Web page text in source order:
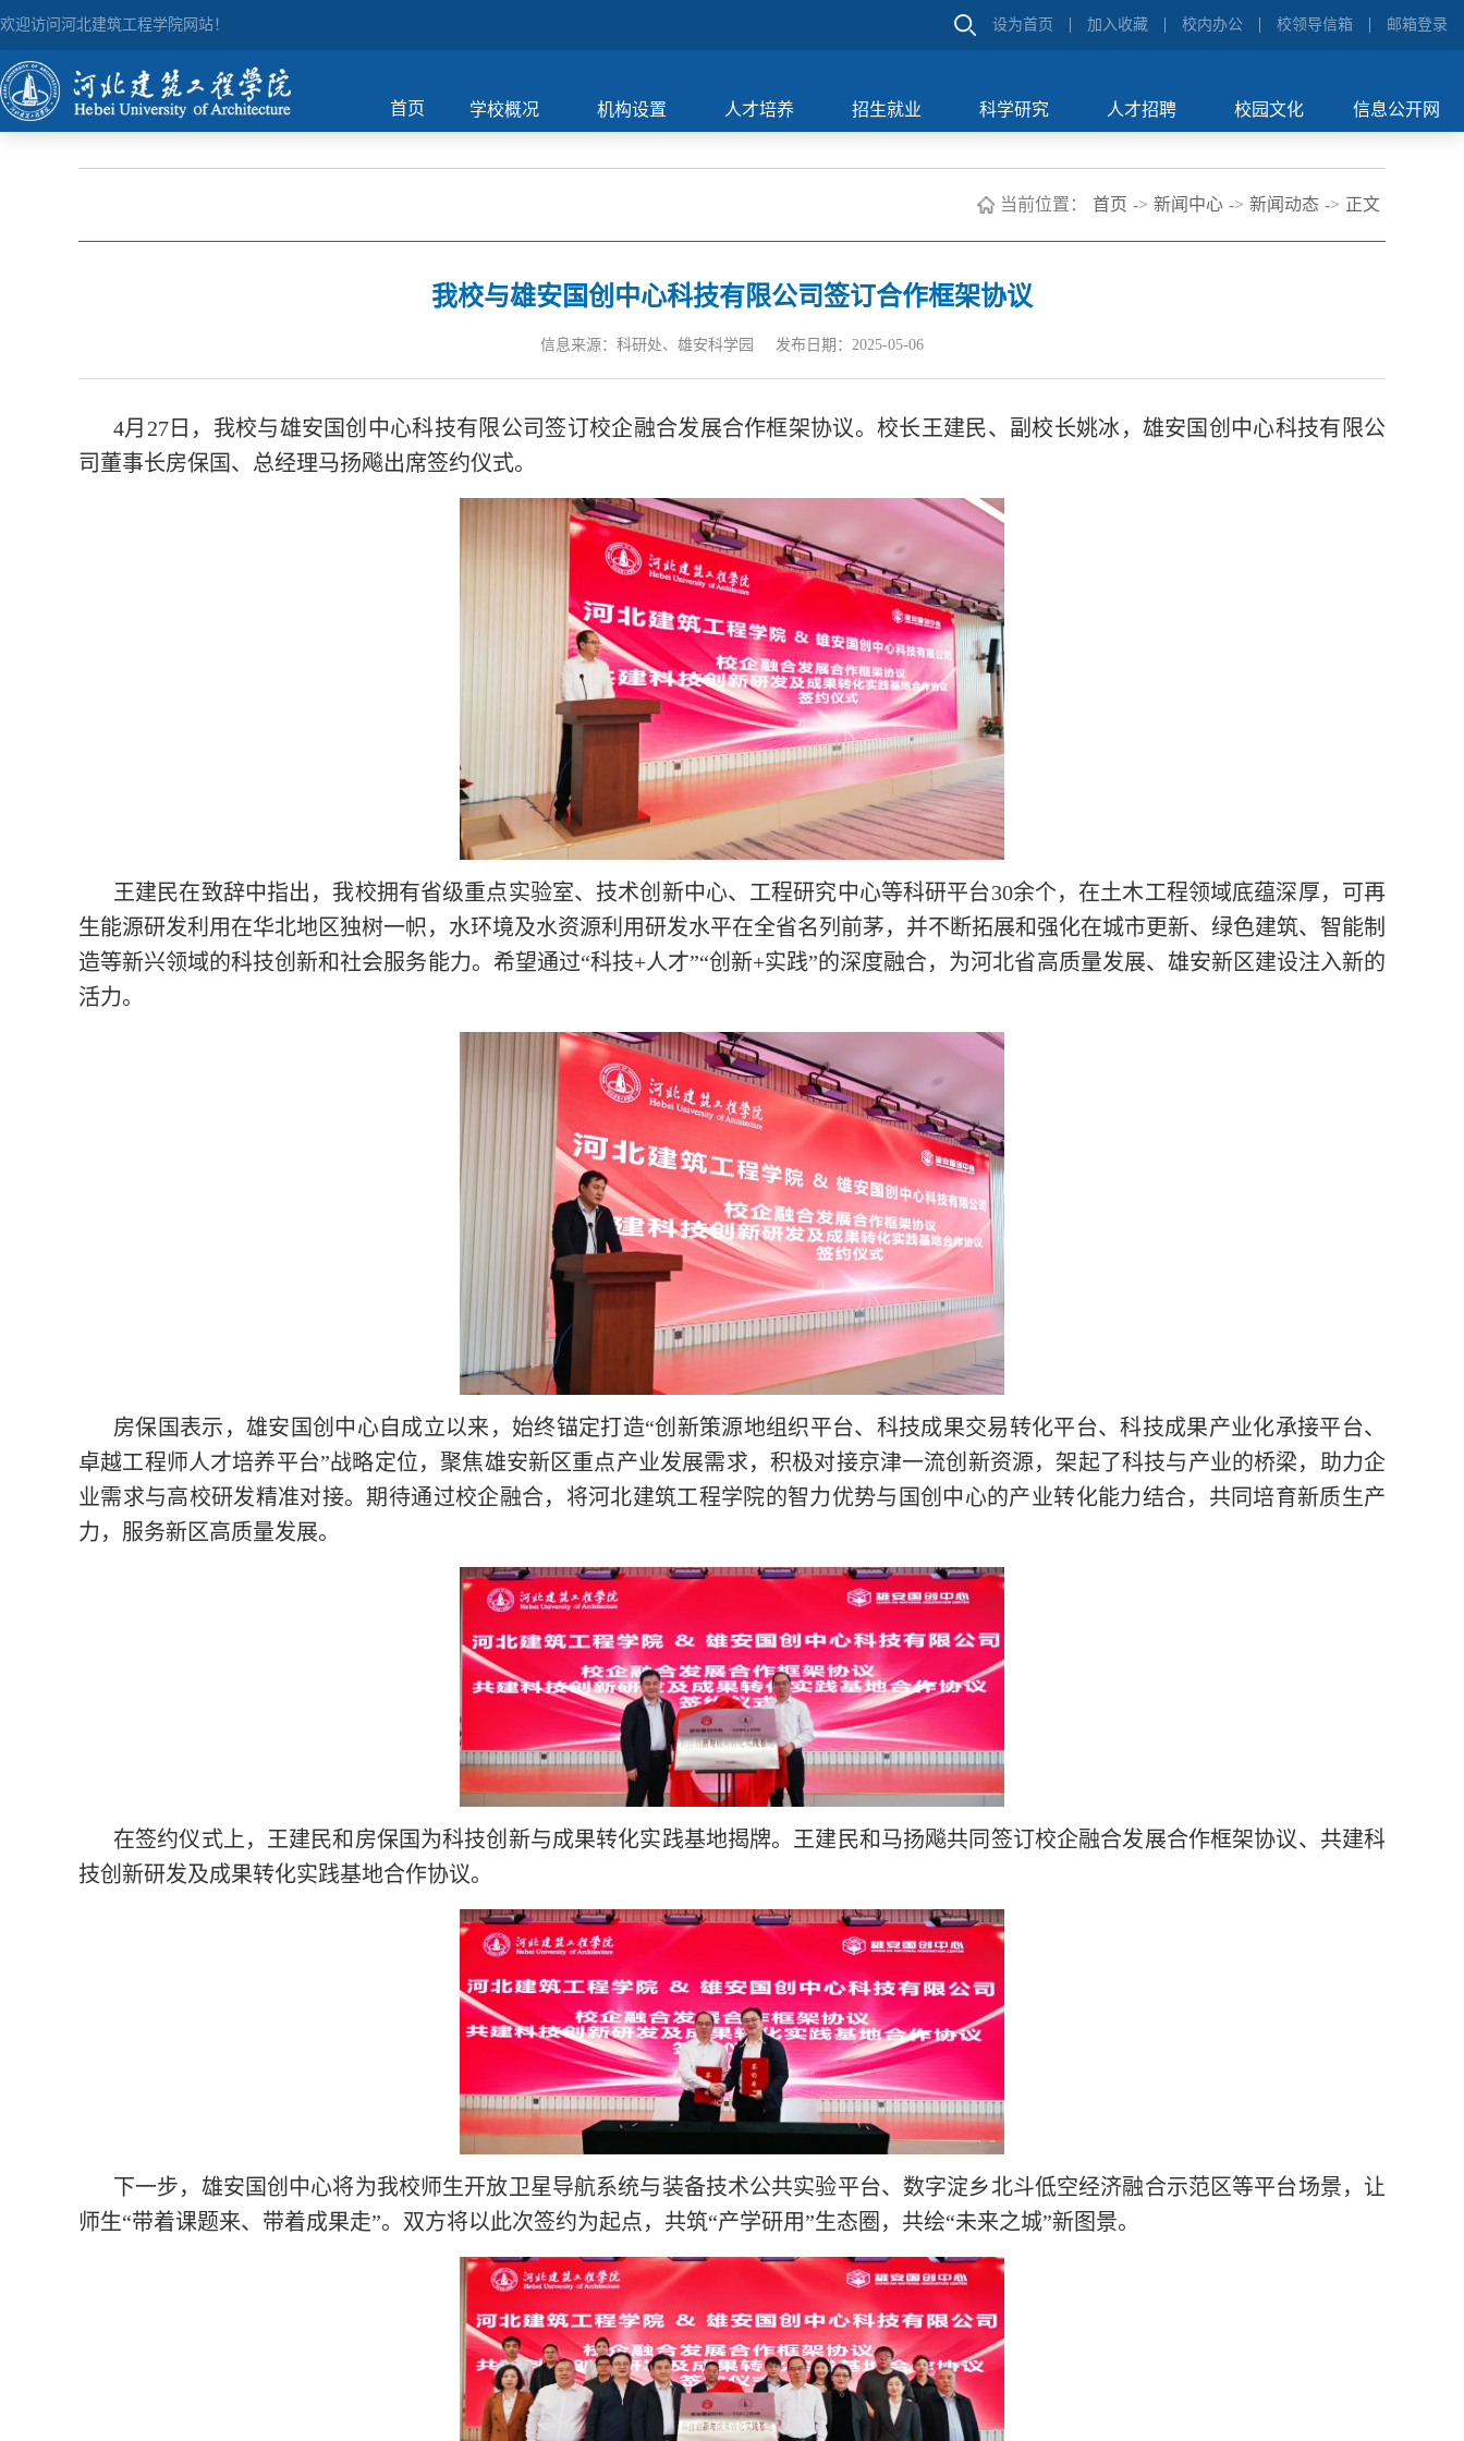
欢迎访问河北建筑工程学院网站！ 设为首页 加入收藏 校内办公 校领导信箱 邮箱登录
首页 学校概况 机构设置 人才培养 招生就业 科学研究 人才招聘 校园文化 信息公开网
当前位置： 首页 -> 新闻中心 -> 新闻动态 -> 正文
我校与雄安国创中心科技有限公司签订合作框架协议
信息来源：科研处、雄安科学园 发布日期：2025-05-06
4月27日，我校与雄安国创中心科技有限公司签订校企融合发展合作框架协议。校长王建民、副校长姚冰，雄安国创中心科技有限公
司董事长房保国、总经理马扬飚出席签约仪式。
王建民在致辞中指出，我校拥有省级重点实验室、技术创新中心、工程研究中心等科研平台30余个，在土木工程领域底蕴深厚，可再
生能源研发利用在华北地区独树一帜，水环境及水资源利用研发水平在全省名列前茅，并不断拓展和强化在城市更新、绿色建筑、智能制
造等新兴领域的科技创新和社会服务能力。希望通过“科技+人才”“创新+实践”的深度融合，为河北省高质量发展、雄安新区建设注入新的
活力。
房保国表示，雄安国创中心自成立以来，始终锚定打造“创新策源地组织平台、科技成果交易转化平台、科技成果产业化承接平台、
卓越工程师人才培养平台”战略定位，聚焦雄安新区重点产业发展需求，积极对接京津一流创新资源，架起了科技与产业的桥梁，助力企
业需求与高校研发精准对接。期待通过校企融合，将河北建筑工程学院的智力优势与国创中心的产业转化能力结合，共同培育新质生产
力，服务新区高质量发展。
在签约仪式上，王建民和房保国为科技创新与成果转化实践基地揭牌。王建民和马扬飚共同签订校企融合发展合作框架协议、共建科
技创新研发及成果转化实践基地合作协议。
下一步，雄安国创中心将为我校师生开放卫星导航系统与装备技术公共实验平台、数字淀乡北斗低空经济融合示范区等平台场景，让
师生“带着课题来、带着成果走”。双方将以此次签约为起点，共筑“产学研用”生态圈，共绘“未来之城”新图景。